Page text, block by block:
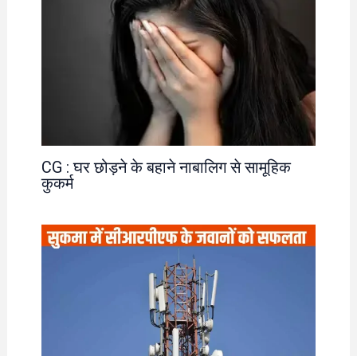
CG : घर छोड़ने के बहाने नाबालिग से सामूहिक
कुकर्म